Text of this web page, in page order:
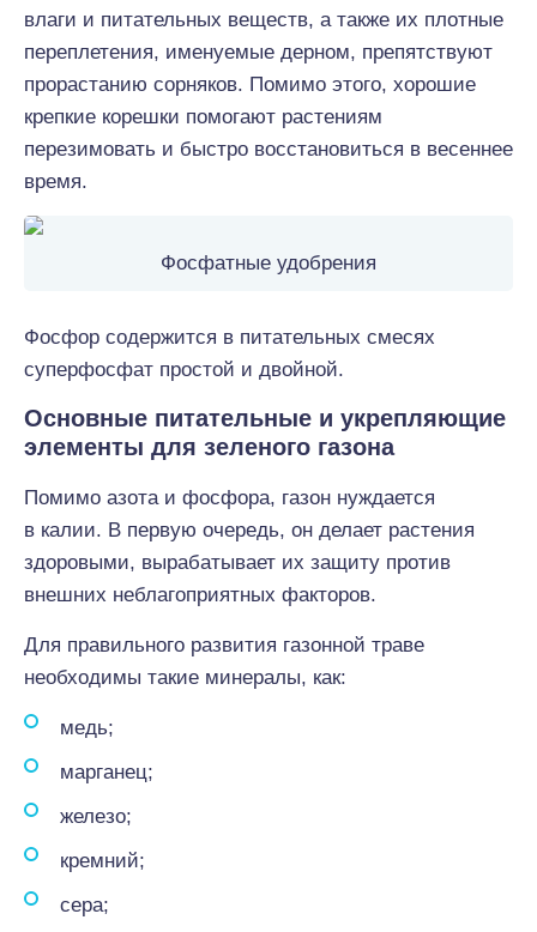
влаги и питательных веществ, а также их плотные
переплетения, именуемые дерном, препятствуют
прорастанию сорняков. Помимо этого, хорошие
крепкие корешки помогают растениям
перезимовать и быстро восстановиться в весеннее
время.
Фосфатные удобрения
Фосфор содержится в питательных смесях
суперфосфат простой и двойной.
Основные питательные и укрепляющие
элементы для зеленого газона
Помимо азота и фосфора, газон нуждается
в калии. В первую очередь, он делает растения
здоровыми, вырабатывает их защиту против
внешних неблагоприятных факторов.
Для правильного развития газонной траве
необходимы такие минералы, как:
медь;
марганец;
железо;
кремний;
сера;